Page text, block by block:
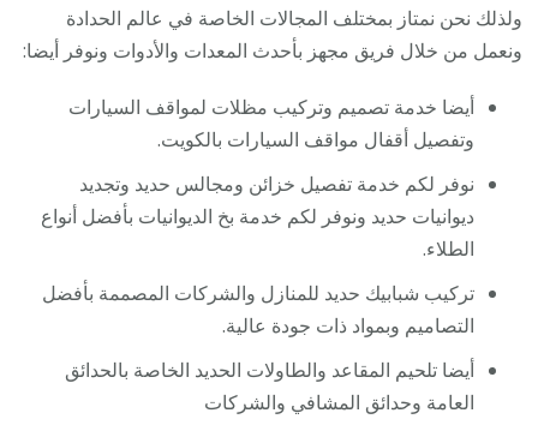
ولذلك نحن نمتاز بمختلف المجالات الخاصة في عالم الحدادة
ونعمل من خلال فريق مجهز بأحدث المعدات والأدوات ونوفر أيضا:
أيضا خدمة تصميم وتركيب مظلات لمواقف السيارات
وتفصيل أقفال مواقف السيارات بالكويت.
نوفر لكم خدمة تفصيل خزائن ومجالس حديد وتجديد
ديوانيات حديد ونوفر لكم خدمة بخ الديوانيات بأفضل أنواع
الطلاء.
تركيب شبابيك حديد للمنازل والشركات المصممة بأفضل
التصاميم وبمواد ذات جودة عالية.
أيضا تلحيم المقاعد والطاولات الحديد الخاصة بالحدائق
العامة وحدائق المشافي والشركات